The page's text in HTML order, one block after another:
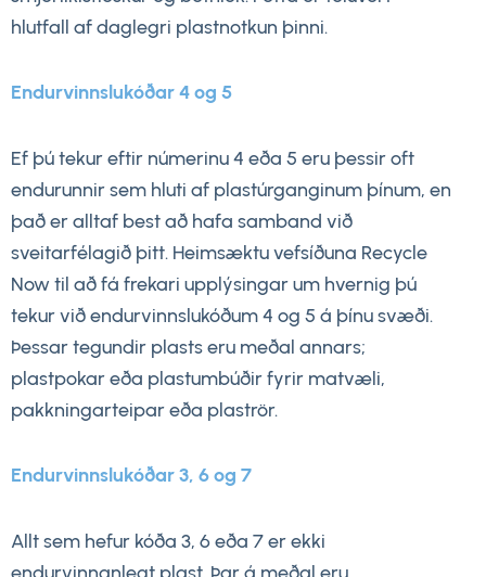
hlutfall af daglegri plastnotkun þinni.
Endurvinnslukóðar 4 og 5
Ef þú tekur eftir númerinu 4 eða 5 eru þessir oft
endurunnir sem hluti af plastúrganginum þínum, en
það er alltaf best að hafa samband við
sveitarfélagið þitt. Heimsæktu vefsíðuna Recycle
Now til að fá frekari upplýsingar um hvernig þú
tekur við endurvinnslukóðum 4 og 5 á þínu svæði.
Þessar tegundir plasts eru meðal annars;
plastpokar eða plastumbúðir fyrir matvæli,
pakkningarteipar eða plaströr.
Endurvinnslukóðar 3, 6 og 7
Allt sem hefur kóða 3, 6 eða 7 er ekki